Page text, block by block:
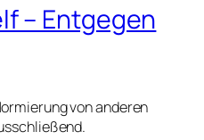
– Entgegen
von anderen